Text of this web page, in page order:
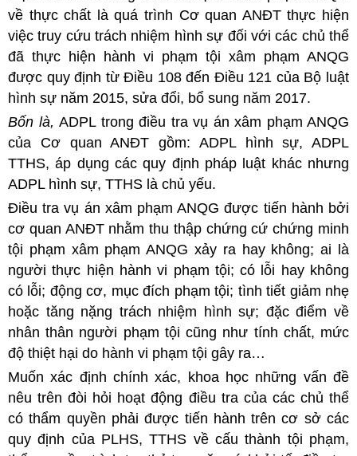
về thực chất là quá trình Cơ quan ANĐT thực hiện
việc truy cứu trách nhiệm hình sự đối với các chủ thể
đã thực hiện hành vi phạm tội xâm phạm ANQG
được quy định từ Điều 108 đến Điều 121 của Bộ luật
hình sự năm 2015, sửa đổi, bổ sung năm 2017.
Bốn là, ADPL trong điều tra vụ án xâm phạm ANQG
của Cơ quan ANĐT gồm: ADPL hình sự, ADPL
TTHS, áp dụng các quy định pháp luật khác nhưng
ADPL hình sự, TTHS là chủ yếu.
Điều tra vụ án xâm phạm ANQG được tiến hành bởi
cơ quan ANĐT nhằm thu thập chứng cứ chứng minh
tội phạm xâm phạm ANQG xảy ra hay không; ai là
người thực hiện hành vi phạm tội; có lỗi hay không
có lỗi; động cơ, mục đích phạm tội; tình tiết giảm nhẹ
hoặc tăng nặng trách nhiệm hình sự; đặc điểm về
nhân thân người phạm tội cũng như tính chất, mức
độ thiệt hại do hành vi phạm tội gây ra…
Muốn xác định chính xác, khoa học những vấn đề
nêu trên đòi hỏi hoạt động điều tra của các chủ thể
có thẩm quyền phải được tiến hành trên cơ sở các
quy định của PLHS, TTHS về cấu thành tội phạm,